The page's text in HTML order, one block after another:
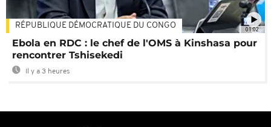
01:02
RÉPUBLIQUE DÉMOCRATIQUE DU CONGO
Ebola en RDC : le chef de l'OMS à Kinshasa pour
rencontrer Tshisekedi
Il y a 3 heures